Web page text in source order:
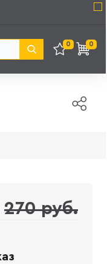
0 0
270 руб.